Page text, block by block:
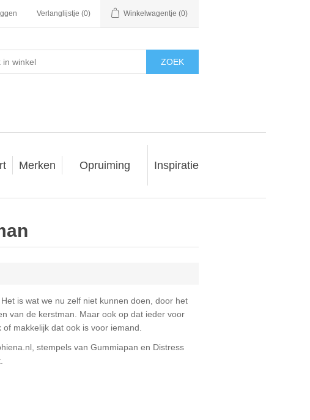
Verlanglijstje (0) Winkelwagentje (0)
ZOEK
Merken Opruiming Inspiratie
is wat we nu zelf niet kunnen doen, door het
van de kerstman. Maar ook op dat ieder voor
makkelijk dat ook is voor iemand.
stempels van Gummiapan en Distress